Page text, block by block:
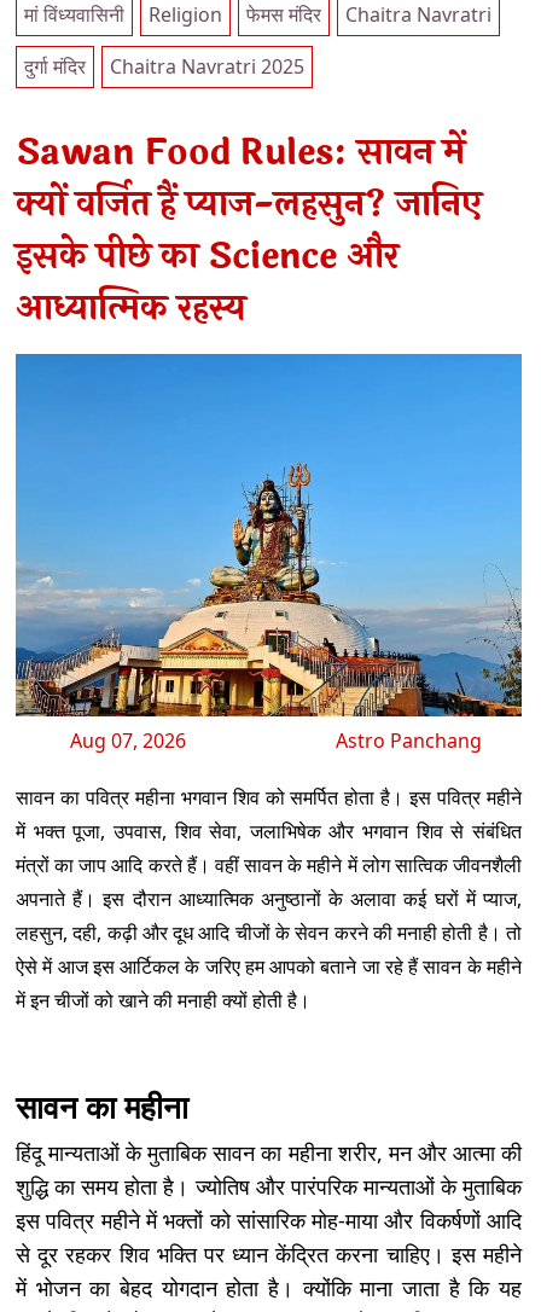
मां विंध्यवासिनी
Religion फेमस मंदिर
Chaitra Navratri
दुर्गा मंदिर
Chaitra Navratri 2025
Sawan Food Rules: सावन में
क्यों वर्जित हैं प्याज-लहसुन? जानिए
इसके पीछे का Science और
आध्यात्मिक रहस्य
Aug 07, 2026 Astro Panchang
सावन का पवित्र महीना भगवान शिव को समर्पित होता है। इस पवित्र महीने
में भक्त पूजा, उपवास, शिव सेवा, जलाभिषेक और भगवान शिव से संबंधित
मंत्रों का जाप आदि करते हैं। वहीं सावन के महीने में लोग सात्विक जीवनशैली
अपनाते हैं। इस दौरान आध्यात्मिक अनुष्ठानों के अलावा कई घरों में प्याज,
लहसुन, दही, कढ़ी और दूध आदि चीजों के सेवन करने की मनाही होती है। तो
ऐसे में आज इस आर्टिकल के जरिए हम आपको बताने जा रहे हैं सावन के महीने
में इन चीजों को खाने की मनाही क्यों होती है।
सावन का महीना
हिंदू मान्यताओं के मुताबिक सावन का महीना शरीर, मन और आत्मा की
शुद्धि का समय होता है। ज्योतिष और पारंपरिक मान्यताओं के मुताबिक
इस पवित्र महीने में भक्तों को सांसारिक मोह-माया और विकर्षणों आदि
से दूर रहकर शिव भक्ति पर ध्यान केंद्रित करना चाहिए। इस महीने
में भोजन का बेहद योगदान होता है। क्योंकि माना जाता है कि यह